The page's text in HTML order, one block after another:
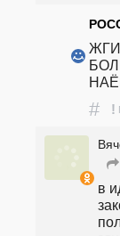
# !
в